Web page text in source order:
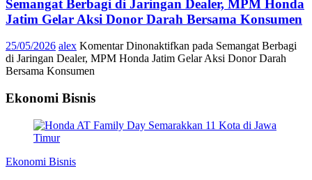
Semangat Berbagi di Jaringan Dealer, MPM Honda
Jatim Gelar Aksi Donor Darah Bersama Konsumen
25/05/2026 alex Komentar Dinonaktifkan pada Semangat Berbagi
di Jaringan Dealer, MPM Honda Jatim Gelar Aksi Donor Darah
Bersama Konsumen
Ekonomi Bisnis
Ekonomi Bisnis